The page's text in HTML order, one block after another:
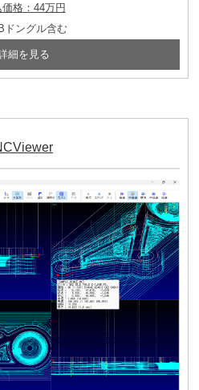
格：44万円
ドングル含む